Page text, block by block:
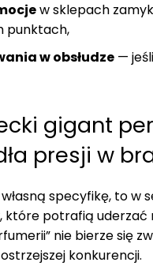
w sklepach
punktach,
w obsłudze —
gigant
presji w
specyfikę, to
które potrafią
nie bierze się
konkurencji.